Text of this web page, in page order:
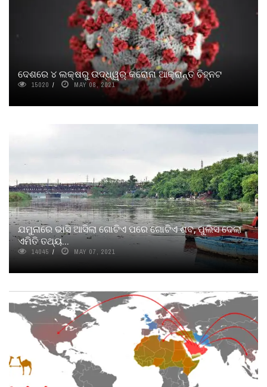
ଦେଶରେ ୪ ଲକ୍ଷରୁ ଉଦ୍ଧ୍ୱର୍ କରୋନା ଆକ୍ରାନ୍ତ ଚିହ୍ନଟ
15020 MAY 08, 2021
ଯମୁନାରେ ଭାସି ଆସିଲା ଗୋଟିଏ ପରେ ଗୋଟିଏ ଶବ, ପୁଲିସ ଦେଲା
ଏମିତି ତଥ୍ୟ...
14045 MAY 07, 2021